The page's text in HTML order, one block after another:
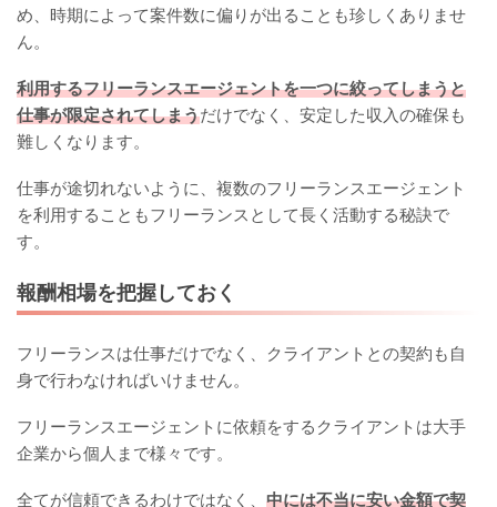
め、時期によって案件数に偏りが出ることも珍しくありませ
ん。
利用するフリーランスエージェントを一つに絞ってしまうと
仕事が限定されてしまうだけでなく、安定した収入の確保も
難しくなります。
仕事が途切れないように、複数のフリーランスエージェント
を利用することもフリーランスとして長く活動する秘訣で
す。
報酬相場を把握しておく
フリーランスは仕事だけでなく、クライアントとの契約も自
身で行わなければいけません。
フリーランスエージェントに依頼をするクライアントは大手
企業から個人まで様々です。
全てが信頼できるわけではなく、 中には不当に安い金額で契